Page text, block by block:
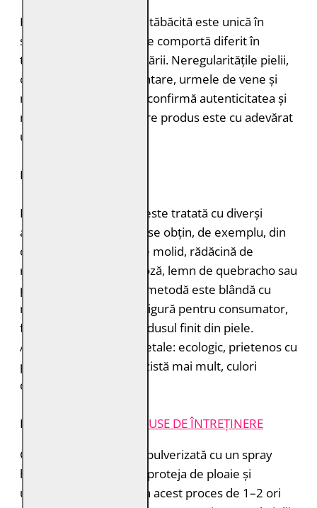
Fiecare bucată de piele tăbăcită este unică în
structură, grosimea și se comportă diferit în
timpul vopsirii și procesării. Neregularitățile pielii,
cum ar fi petele pigmentare, urmele de vene și
mușcăturile de insecte confirmă autenticitatea și
naturalețea pielii. Fiecare produs este cu adevărat
unic.
DURABILITATE
Pielea tăbăcită vegetal este tratată cu diverși
agenți de tăbăcire care se obțin, de exemplu, din
coajă de stejar, coajă de molid, rădăcină de
rubarbă, coajă de mimoză, lemn de quebracho sau
păstăi de tara. Această metodă este blândă cu
mediul înconjurător și sigură pentru consumator,
fără a lăsa toxine în produsul finit din piele.
Avantajele tăbăcirii vegetale: ecologic, prietenos cu
pielea, miros plăcut, rezistă mai mult, culori
deosebite.
INSTRUCȚIUNI ȘI
PRODUSE DE ÎNTREȚINERE
Geaca de piele trebuie pulverizată cu un spray
hidroizolant pentru a o proteja de ploaie și
umiditate. Puteți repeta acest proces de 1–2 ori